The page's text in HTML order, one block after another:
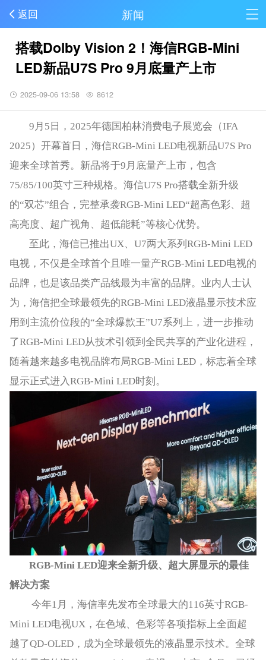
返回 新闻
搭载Dolby Vision 2！海信RGB-Mini
LED新品U7S Pro 9月底量产上市
2025-09-06 13:58 8612
9月5日，2025年德国柏林消费电子展览会（IFA
2025）开幕首日，海信RGB-Mini LED电视新品U7S Pro
迎来全球首秀。新品将于9月底量产上市，包含
75/85/100英寸三种规格。海信U7S Pro搭载全新升级
的“双芯”组合，完整承袭RGB-Mini LED“超高色彩、超
高亮度、超广视角、超低能耗”等核心优势。
至此，海信已推出UX、U7两大系列RGB-Mini LED
电视，不仅是全球首个且唯一量产RGB-Mini LED电视的
品牌，也是该品类产品线最为丰富的品牌。业内人士认
为，海信把全球最领先的RGB-Mini LED液晶显示技术应
用到主流价位段的“全球爆款王”U7系列上，进一步推动
了RGB-Mini LED从技术引领到全民共享的产业化进程，
随着越来越多电视品牌布局RGB-Mini LED，标志着全球
显示正式进入RGB-Mini LED时刻。
RGB-Mini LED迎来全新升级、超大屏显示的最佳
解决方案
今年1月，海信率先发布全球最大的116英寸RGB-
Mini LED电视UX，在色域、色彩等各项指标上全面超
越了QD-OLED，成为全球最领先的液晶显示技术。全球